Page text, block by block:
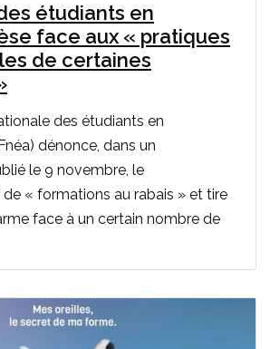
étudiants en
face aux « pratiques
de certaines
des étudiants en
dénonce, dans un
le 9 novembre, le
« formations au rabais » et tire
face à un certain nombre de